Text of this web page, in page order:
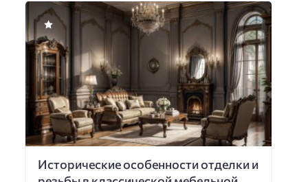
Исторические особенности отделки и